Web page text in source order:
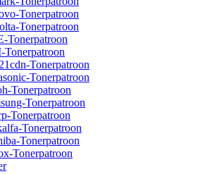
Tonerpatroon
Tonerpatroon
Tonerpatroon
Tonerpatroon
Tonerpatroon
Tonerpatroon
Tonerpatroon
Tonerpatroon
Tonerpatroon
Tonerpatroon
Tonerpatroon